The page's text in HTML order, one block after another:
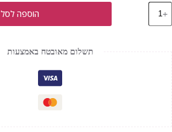
כמות
של
Creed
הוספה לסל
תשלום מאובטח באמצעות